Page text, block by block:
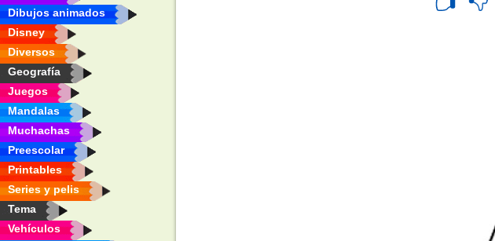
Dibujos animados
Disney
Diversos
Geografía
Juegos
Mandalas
Muchachas
Preescolar
Printables
Series y pelis
Tema
Vehículos